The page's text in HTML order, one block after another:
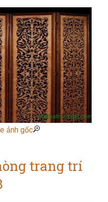
ảnh gốc
trang trí